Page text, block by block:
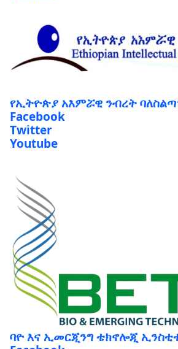
የኢትዮጵያ አእምሯዊ ንብረት
Facebook
Twitter
Youtube
ባዮ እና ኢመርጂንግ ቴክኖሎጂ